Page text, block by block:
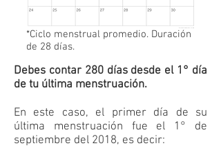
*Ciclo menstrual promedio. Duración
de 28 días.
Debes contar 280 días desde el 1° día
de tu última menstruación.
En este caso, el primer día de su
última menstruación fue el 1° de
septiembre del 2018, es decir: